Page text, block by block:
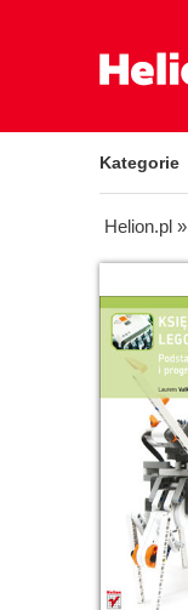
Kategorie
Helion.pl »